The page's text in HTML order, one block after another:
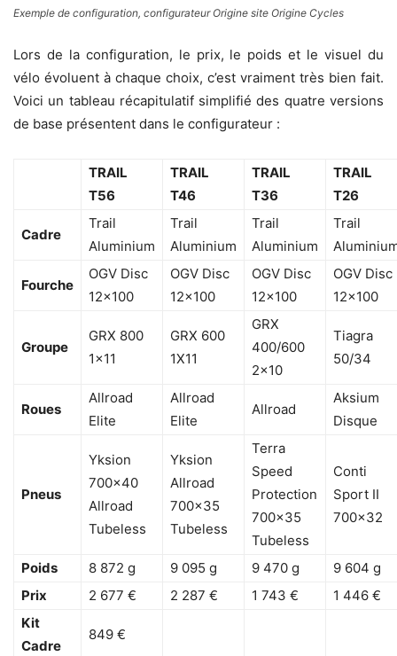
Exemple de configuration, configurateur Origine site Origine Cycles
Lors de la configuration, le prix, le poids et le visuel du
vélo évoluent à chaque choix, c’est vraiment très bien fait.
Voici un tableau récapitulatif simplifié des quatre versions
de base présentent dans le configurateur :
TRAIL
T56
TRAIL
T46
TRAIL
T36
TRAIL
T26
Cadre
Trail
Aluminium
Trail
Aluminium
Trail
Aluminium
Trail
Fourche
OGV Disc
12×100
OGV Disc
12×100
OGV Disc
12×100
OGV Disc
12×100
Groupe
GRX 800
1×11
GRX 600
1X11
GRX
400/600
2×10
Tiagra
50/34
Roues
Allroad
Elite
Allroad
Elite
Allroad
Aksium
Disque
Pneus
Yksion
700×40
Allroad
Tubeless
Yksion
Allroad
700×35
Tubeless
Terra
Speed
Protection
700×35
Tubeless
Conti
Sport II
700×32
Poids 8 872 g 9 095 g 9 470 g
9 604 g
Prix
2 677 € 2 287 € 1 743 €
1 446 €
Kit
Cadre
849 €